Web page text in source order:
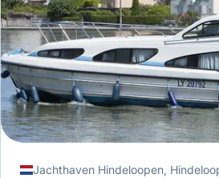
Jachthaven Hindeloopen,